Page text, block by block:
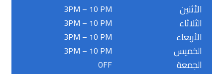
3PM – 10 PM الأثنين
3PM – 10 PM الثلاثاء
3PM – 10 PM الأربعاء
3PM – 10 PM الخميس
OFF الجمعة